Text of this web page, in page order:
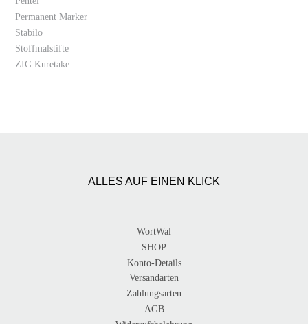
Permanent Marker
Stabilo
Stoffmalstifte
ZIG Kuretake
ALLES AUF EINEN KLICK
WortWal
SHOP
Konto-Details
Versandarten
Zahlungsarten
AGB